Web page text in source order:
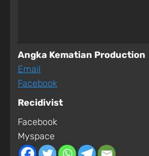
Angka Kematian Production
Email
Facebook
Recidivist
Facebook
Myspace